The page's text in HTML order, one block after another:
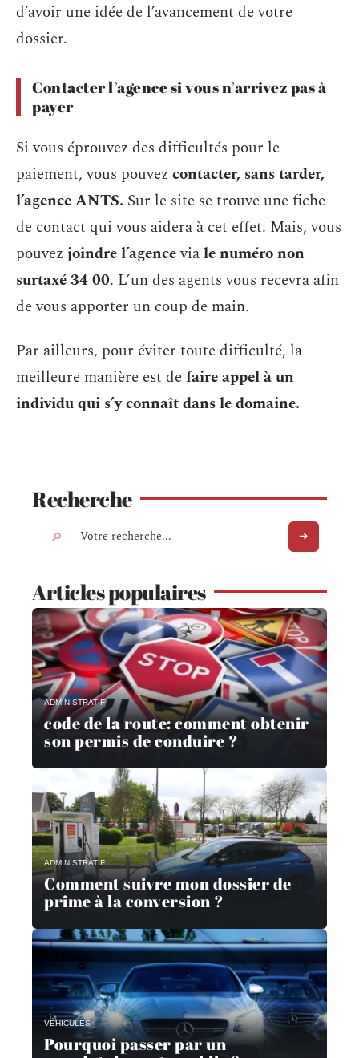
d’avoir une idée de l’avancement de votre
dossier.
Contacter l’agence si vous n’arrivez pas à
payer
Si vous éprouvez des difficultés pour le
paiement, vous pouvez contacter, sans tarder,
l’agence ANTS. Sur le site se trouve une fiche
de contact qui vous aidera à cet effet. Mais, vous
pouvez joindre l’agenceviale numéro non
surtaxé 34 00. L’un des agents vous recevra afin
de vous apporter un coup de main.
Par ailleurs, pour éviter toute difficulté, la
meilleure manière est defaire appel à un
individu qui s’y connaît dans le domaine.
Recherche
Articles populaires
ADMINISTRATIF
code de la route: comment obtenir
son permis de conduire ?
ADMINISTRATIF
Comment suivre mon dossier de
prime à la conversion ?
VÉHICULES
Pourquoi passer par un